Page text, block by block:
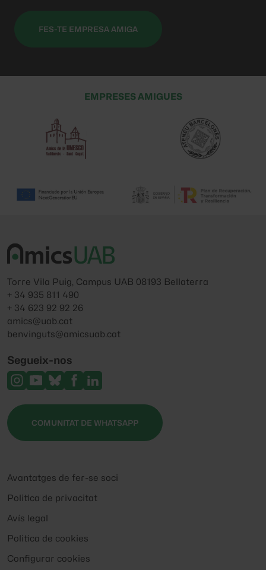
FES-TE EMPRESA AMIGA
EMPRESES AMIGUES
Torre Vila Puig, Campus UAB 08193 Bellaterra
+ 34 935 811 490
+ 34 623 92 92 26
amics@uab.cat
benvinguts@amicsuab.cat
Segueix-nos
COMUNITAT DE WHATSAPP
Avantatges de fer-se soci
Politica de privacitat
Avís legal
Politica de cookies
Configurar cookies